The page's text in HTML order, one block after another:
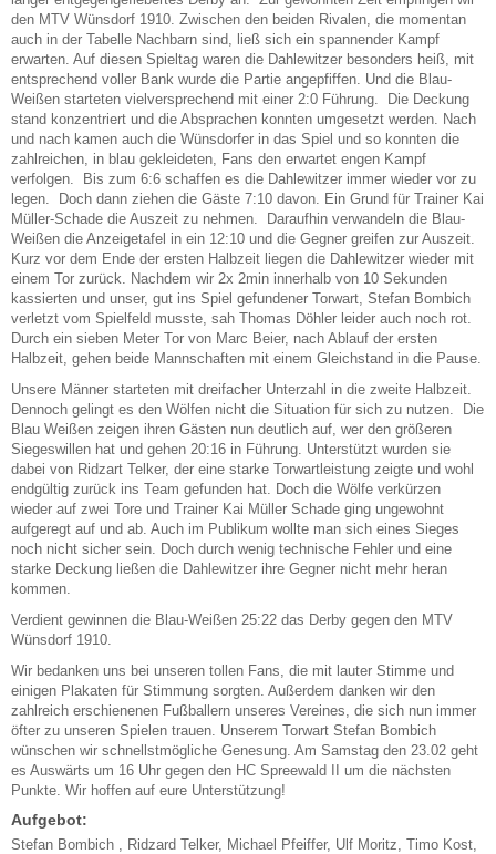
den MTV Wünsdorf 1910. Zwischen den beiden Rivalen, die momentan
auch in der Tabelle Nachbarn sind, ließ sich ein spannender Kampf
erwarten. Auf diesen Spieltag waren die Dahlewitzer besonders heiß, mit
entsprechend voller Bank wurde die Partie angepfiffen. Und die Blau-
Weißen starteten vielversprechend mit einer 2:0 Führung. Die Deckung
stand konzentriert und die Absprachen konnten umgesetzt werden. Nach
und nach kamen auch die Wünsdorfer in das Spiel und so konnten die
zahlreichen, in blau gekleideten, Fans den erwartet engen Kampf
verfolgen. Bis zum 6:6 schaffen es die Dahlewitzer immer wieder vor zu
legen. Doch dann ziehen die Gäste 7:10 davon. Ein Grund für Trainer Kai
Müller-Schade die Auszeit zu nehmen. Daraufhin verwandeln die Blau-
Weißen die Anzeigetafel in ein 12:10 und die Gegner greifen zur Auszeit.
Kurz vor dem Ende der ersten Halbzeit liegen die Dahlewitzer wieder mit
einem Tor zurück. Nachdem wir 2x 2min innerhalb von 10 Sekunden
kassierten und unser, gut ins Spiel gefundener Torwart, Stefan Bombich
verletzt vom Spielfeld musste, sah Thomas Döhler leider auch noch rot.
Durch ein sieben Meter Tor von Marc Beier, nach Ablauf der ersten
Halbzeit, gehen beide Mannschaften mit einem Gleichstand in die Pause.
Unsere Männer starteten mit dreifacher Unterzahl in die zweite Halbzeit.
Dennoch gelingt es den Wölfen nicht die Situation für sich zu nutzen. Die
Blau Weißen zeigen ihren Gästen nun deutlich auf, wer den größeren
Siegeswillen hat und gehen 20:16 in Führung. Unterstützt wurden sie
dabei von Ridzart Telker, der eine starke Torwartleistung zeigte und wohl
endgültig zurück ins Team gefunden hat. Doch die Wölfe verkürzen
wieder auf zwei Tore und Trainer Kai Müller Schade ging ungewohnt
aufgeregt auf und ab. Auch im Publikum wollte man sich eines Sieges
noch nicht sicher sein. Doch durch wenig technische Fehler und eine
starke Deckung ließen die Dahlewitzer ihre Gegner nicht mehr heran
kommen.
Verdient gewinnen die Blau-Weißen 25:22 das Derby gegen den MTV
Wünsdorf 1910.
Wir bedanken uns bei unseren tollen Fans, die mit lauter Stimme und
einigen Plakaten für Stimmung sorgten. Außerdem danken wir den
zahlreich erschienenen Fußballern unseres Vereines, die sich nun immer
öfter zu unseren Spielen trauen. Unserem Torwart Stefan Bombich
wünschen wir schnellstmögliche Genesung. Am Samstag den 23.02 geht
es Auswärts um 16 Uhr gegen den HC Spreewald II um die nächsten
Punkte. Wir hoffen auf eure Unterstützung!
Aufgebot:
Stefan Bombich , Ridzard Telker, Michael Pfeiffer, Ulf Moritz, Timo Kost,